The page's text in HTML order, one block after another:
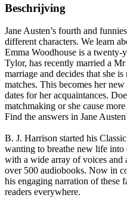
Beschrijving
Jane Austen’s fourth and
different characters. We learn
Emma Woodhouse is a twenty-
Tylor, has recently married a
marriage and decides that she
matches. This becomes her
dates for her acquaintances.
matchmaking or she cause
Find the answers in Jane
B. J. Harrison started his
wanting to breathe new life into
with a wide array of voices and
over 500 audiobooks. Now in
his engaging narration of these
readers everywhere.